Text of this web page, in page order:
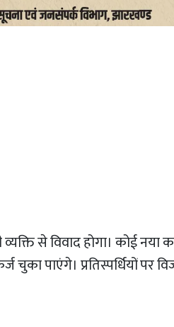
से विवाद होगा। कोई
चुका पाएंगे। प्रतिस्पर्धियों पर